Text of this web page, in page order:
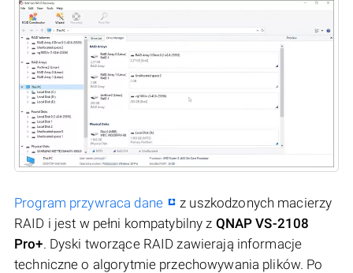
Program przywraca dane
z uszkodzonych macierzy
RAID i jest w pełni kompatybilny z QNAP VS-2108
Pro+. Dyski tworzące RAID zawierają informacje
techniczne o algorytmie przechowywania plików. Po